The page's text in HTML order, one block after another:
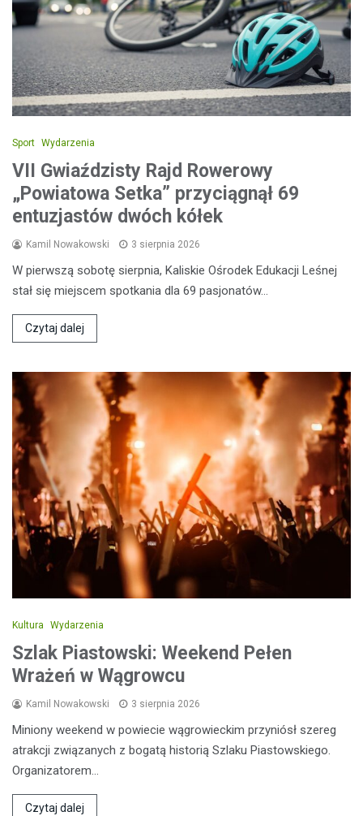
Sport Wydarzenia
VII Gwiaździsty Rajd Rowerowy
„Powiatowa Setka” przyciągnął 69
entuzjastów dwóch kółek
Kamil Nowakowski 3 sierpnia 2026
W pierwszą sobotę sierpnia, Kaliskie Ośrodek Edukacji Leśnej
stał się miejscem spotkania dla 69 pasjonatów…
Czytaj dalej
Kultura Wydarzenia
Szlak Piastowski: Weekend Pełen
Wrażeń w Wągrowcu
Kamil Nowakowski 3 sierpnia 2026
Miniony weekend w powiecie wągrowieckim przyniósł szereg
atrakcji związanych z bogatą historią Szlaku Piastowskiego.
Organizatorem…
Czytaj dalej